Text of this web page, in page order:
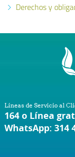
Derechos y
Líneas de Servicio al
164 o Línea
WhatsApp: 314